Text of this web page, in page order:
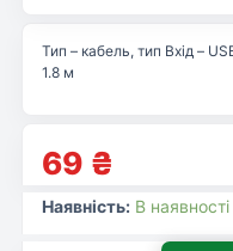
69 ₴
Тип – кабель, тип Вхід –
1.8 м
Наявність: В наявності